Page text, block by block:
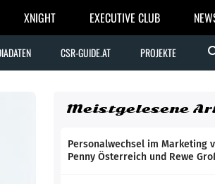
XNIGHT EXECUTIVE CLUB
CSR-GUIDE.AT PROJEKTE
Meistgelesene
Personalwechsel im Marketing
Penny Österreich und Rewe